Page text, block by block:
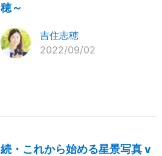
穂～
吉住志穂
2022/09/02
続・これから始める星景写真 v